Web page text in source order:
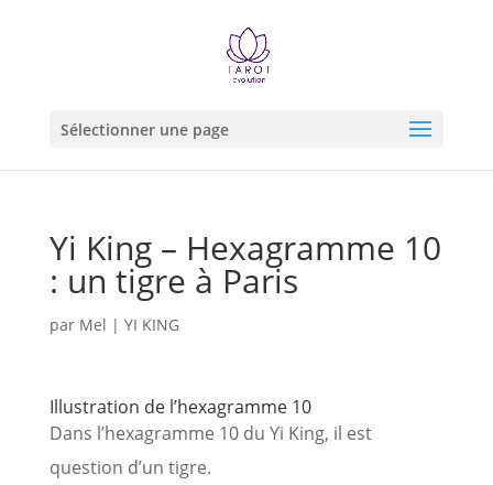
Sélectionner une page
Yi King – Hexagramme 10
: un tigre à Paris
par Mel | YI KING
Illustration de l’hexagramme 10
Dans l’hexagramme 10 du Yi King, il est
question d’un tigre.